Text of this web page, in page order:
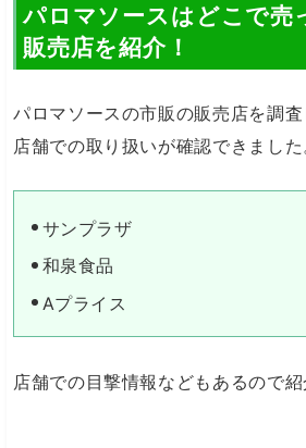
パロマソースはどこで売
販売店を紹介！
パロマソースの市販の販売店を調
店舗での取り扱いが確認できました
サンプラザ
和泉食品
Aプライス
店舗での目撃情報などもあるので紹